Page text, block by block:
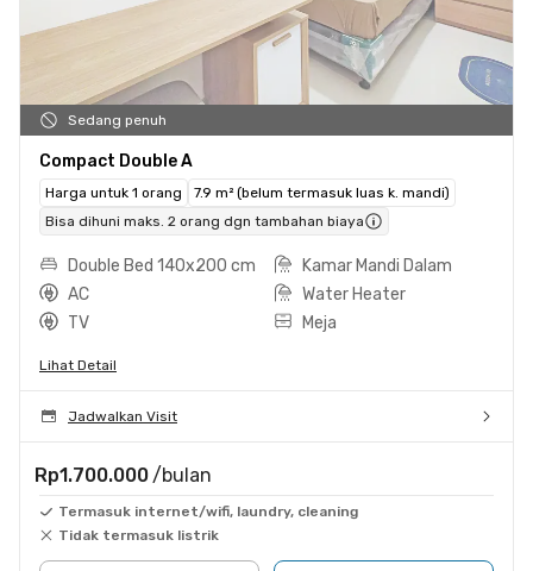
Sedang penuh
Compact Double A
Harga untuk 1 orang
7.9 m² (belum termasuk luas k. mandi)
Bisa dihuni maks. 2 orang dgn tambahan biaya
Double Bed 140x200 cm
Kamar Mandi Dalam
AC
Water Heater
TV
Meja
Lihat Detail
Jadwalkan Visit
Rp1.700.000 /bulan
Termasuk internet/wifi, laundry, cleaning
Tidak termasuk listrik